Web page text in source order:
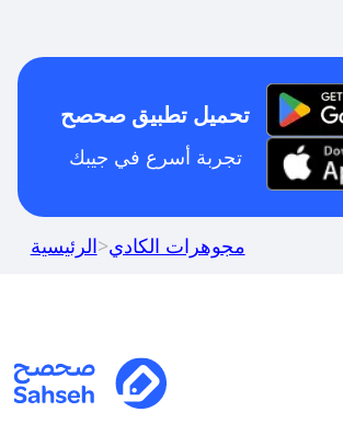
تحميل تطبيق صحصح
تجربة أسرع في جيبك
الرئيسية>مجوهرات الكادي